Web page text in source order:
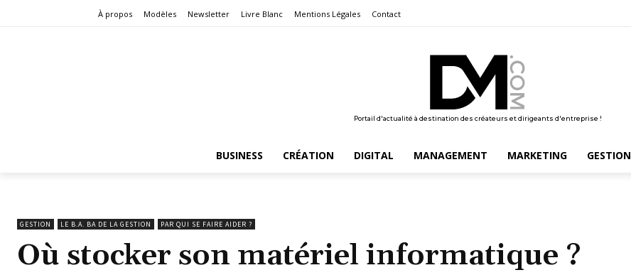
À propos Modèles Newsletter Livre Blanc Mentions Légales Contact
Portail d'actualité à destination des créateurs et dirigeants d'entreprise !
BUSINESS CRÉATION DIGITAL MANAGEMENT MARKETING GESTION
GESTION LE B.A. BA DE LA GESTION PAR QUI SE FAIRE AIDER ?
Où stocker son matériel informatique ?